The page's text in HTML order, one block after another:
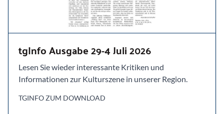
tgInfo Ausgabe 29-4 Juli 2026
Lesen Sie wieder interessante Kritiken und
Informationen zur Kulturszene in unserer Region.
TGINFO ZUM DOWNLOAD